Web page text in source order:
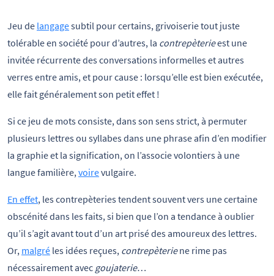
Jeu de langagesubtil pour certains, grivoiserie tout juste
tolérable en société pour d’autres, la contrepèterieest une
invitée récurrente des conversations informelles et autres
verres entre amis, et pour cause : lorsqu’elle est bien exécutée,
elle fait généralement son petit effet !
Si ce jeu de mots consiste, dans son sens strict, à permuter
plusieurs lettres ou syllabes dans une phrase afin d’en modifier
la graphie et la signification, on l’associe volontiers à une
langue familière, voirevulgaire.
En effet, les contrepèteries tendent souvent vers une certaine
obscénité dans les faits, si bien que l’on a tendance à oublier
qu’il s’agit avant tout d’un art prisé des amoureux des lettres.
Or, malgré les idées reçues, contrepèteriene rime pas
nécessairement avec goujaterie…